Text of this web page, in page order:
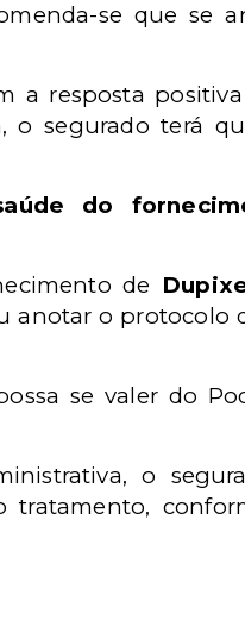
se que se
a resposta
o segurado terá
do
de
anotar o protocolo
se valer do
o